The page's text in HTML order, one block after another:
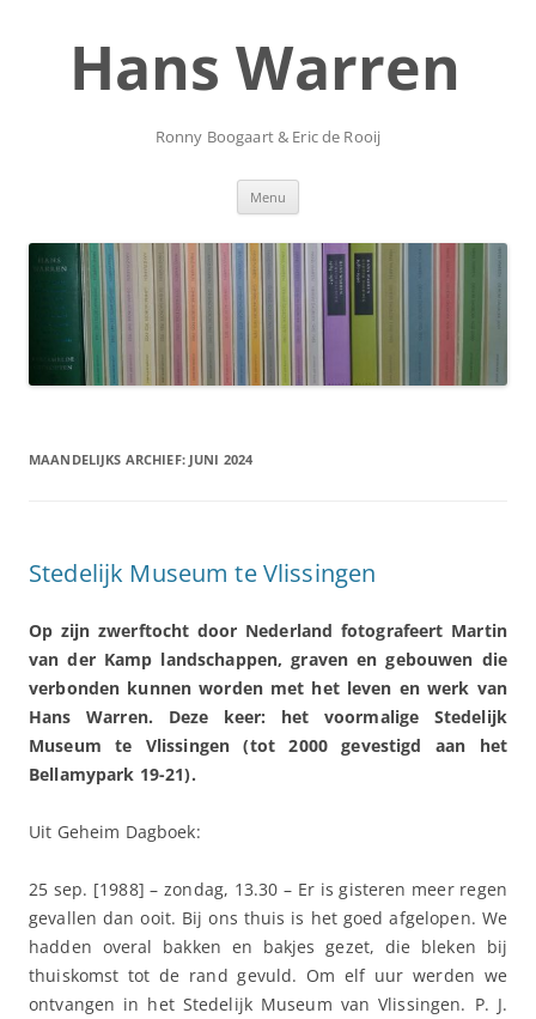
inhoudHans Warren
Ronny Boogaart & Eric de Rooij
Menu
MAANDELIJKS ARCHIEF: JUNI 2024
Stedelijk Museum te Vlissingen
Op zijn zwerftocht door Nederland fotografeert Martin
van der Kamp landschappen, graven en gebouwen die
verbonden kunnen worden met het leven en werk van
Hans Warren. Deze keer: het voormalige Stedelijk
Museum te Vlissingen (tot 2000 gevestigd aan het
Bellamypark 19-21).
Uit Geheim Dagboek:
25 sep. [1988] – zondag, 13.30 – Er is gisteren meer regen
gevallen dan ooit. Bij ons thuis is het goed afgelopen. We
hadden overal bakken en bakjes gezet, die bleken bij
thuiskomst tot de rand gevuld. Om elf uur werden we
ontvangen in het Stedelijk Museum van Vlissingen. P. J.